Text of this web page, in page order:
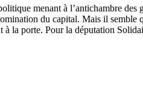
menant à l’antichambre des
du capital. Mais il semble
la porte. Pour la députation